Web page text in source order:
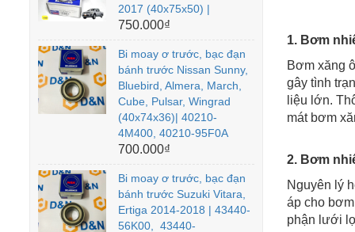
1. Bơm
Bơm xăng
gây tình
liệu lớn.
mát bơm
2. Bơm
Nguyên lý
áp cho
phận lưới
2017 (40x75x50) |
750.000₫
Bi moay ơ trước, bạc đạn
bánh trước Nissan Sunny,
Bluebird, Almera, March,
Cube, Pulsar, Wingrad
(40x74x36)| 40210-
4M400, 40210-95F0A
700.000₫
Bi moay ơ trước, bạc đạn
bánh trước Suzuki Vitara,
Ertiga 2014-2018 | 43440-
56K00, 43440-